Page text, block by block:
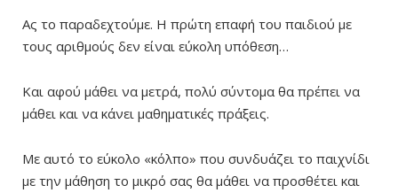
Ας το παραδεχτούμε. Η πρώτη επαφή του παιδιού με
τους αριθμούς δεν είναι εύκολη υπόθεση…
Και αφού μάθει να μετρά, πολύ σύντομα θα πρέπει να
μάθει και να κάνει μαθηματικές πράξεις.
Με αυτό το εύκολο «κόλπο» που συνδυάζει το παιχνίδι
με την μάθηση το μικρό σας θα μάθει να προσθέτει και